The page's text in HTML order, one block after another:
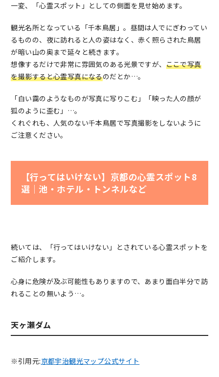
一変、「心霊スポット」としての側面を見せ始めます。
観光名所となっている「千本鳥居」。昼間は人でにぎわってい
るものの、夜に訪れると人の姿はなく、赤く照らされた鳥居
が暗い山の奥まで延々と続きます。
想像するだけで非常に雰囲気のある光景ですが、 ここで写真
を撮影すると心霊写真になるのだとか…。
「白い靄のようなものが写真に写りこむ」「映った人の顔が
狐のように歪む」…。
くれぐれも、人気のない千本鳥居で写真撮影をしないように
ご注意ください。
【行ってはいけない】京都の心霊スポット8
選｜池・ホテル・トンネルなど
続いては、「行ってはいけない」とされている心霊スポットを
ご紹介します。
心身に危険が及ぶ可能性もありますので、あまり面白半分で訪
れることの無いよう…。
天ヶ瀬ダム
※引用元:京都宇治観光マップ公式サイト